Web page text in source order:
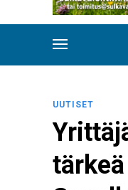
UUTISET